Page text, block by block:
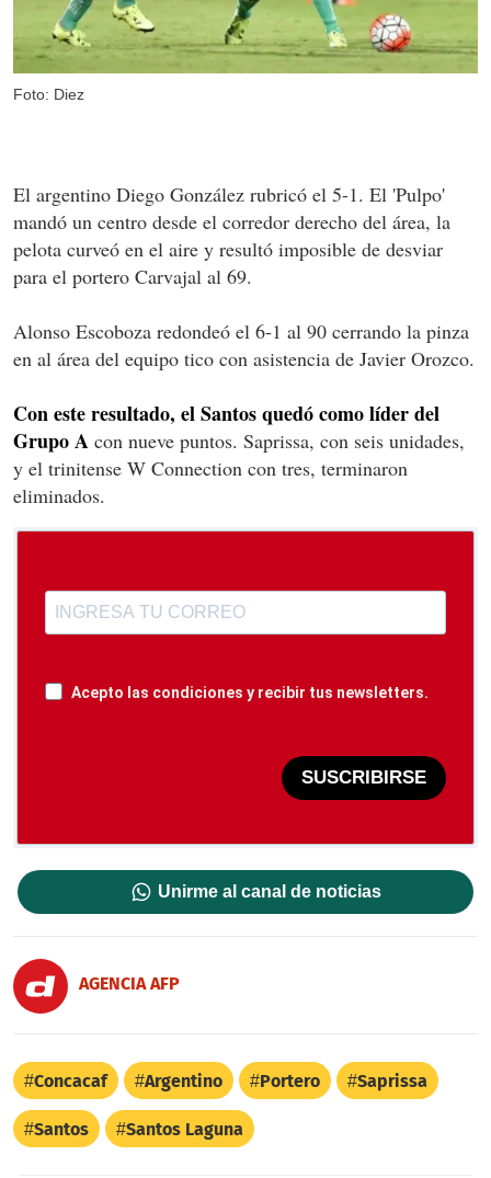
Foto: Diez
El argentino Diego González rubricó el 5-1. El 'Pulpo'
mandó un centro desde el corredor derecho del área, la
pelota curveó en el aire y resultó imposible de desviar
para el portero Carvajal al 69.
Alonso Escoboza redondeó el 6-1 al 90 cerrando la pinza
en al área del equipo tico con asistencia de Javier Orozco.
Con este resultado, el Santos quedó como líder del
Grupo A con nueve puntos. Saprissa, con seis unidades,
y el trinitense W Connection con tres, terminaron
eliminados.
Acepto las condiciones y recibir tus newsletters.
SUSCRIBIRSE
Unirme al canal de noticias
AGENCIA AFP
Concacaf Argentino Portero Saprissa
Santos Santos Laguna